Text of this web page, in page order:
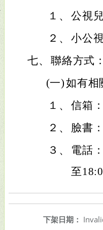
１、 公視
２、 小公
七、 聯絡方式：
(一)如有相
１、 信箱
２、
臉書
３、
電話
至
下架日期：